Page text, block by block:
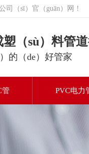
（sī）官（guān）网！
（sù）料管
的（de）好管家
管 PVC电力
我们（men）